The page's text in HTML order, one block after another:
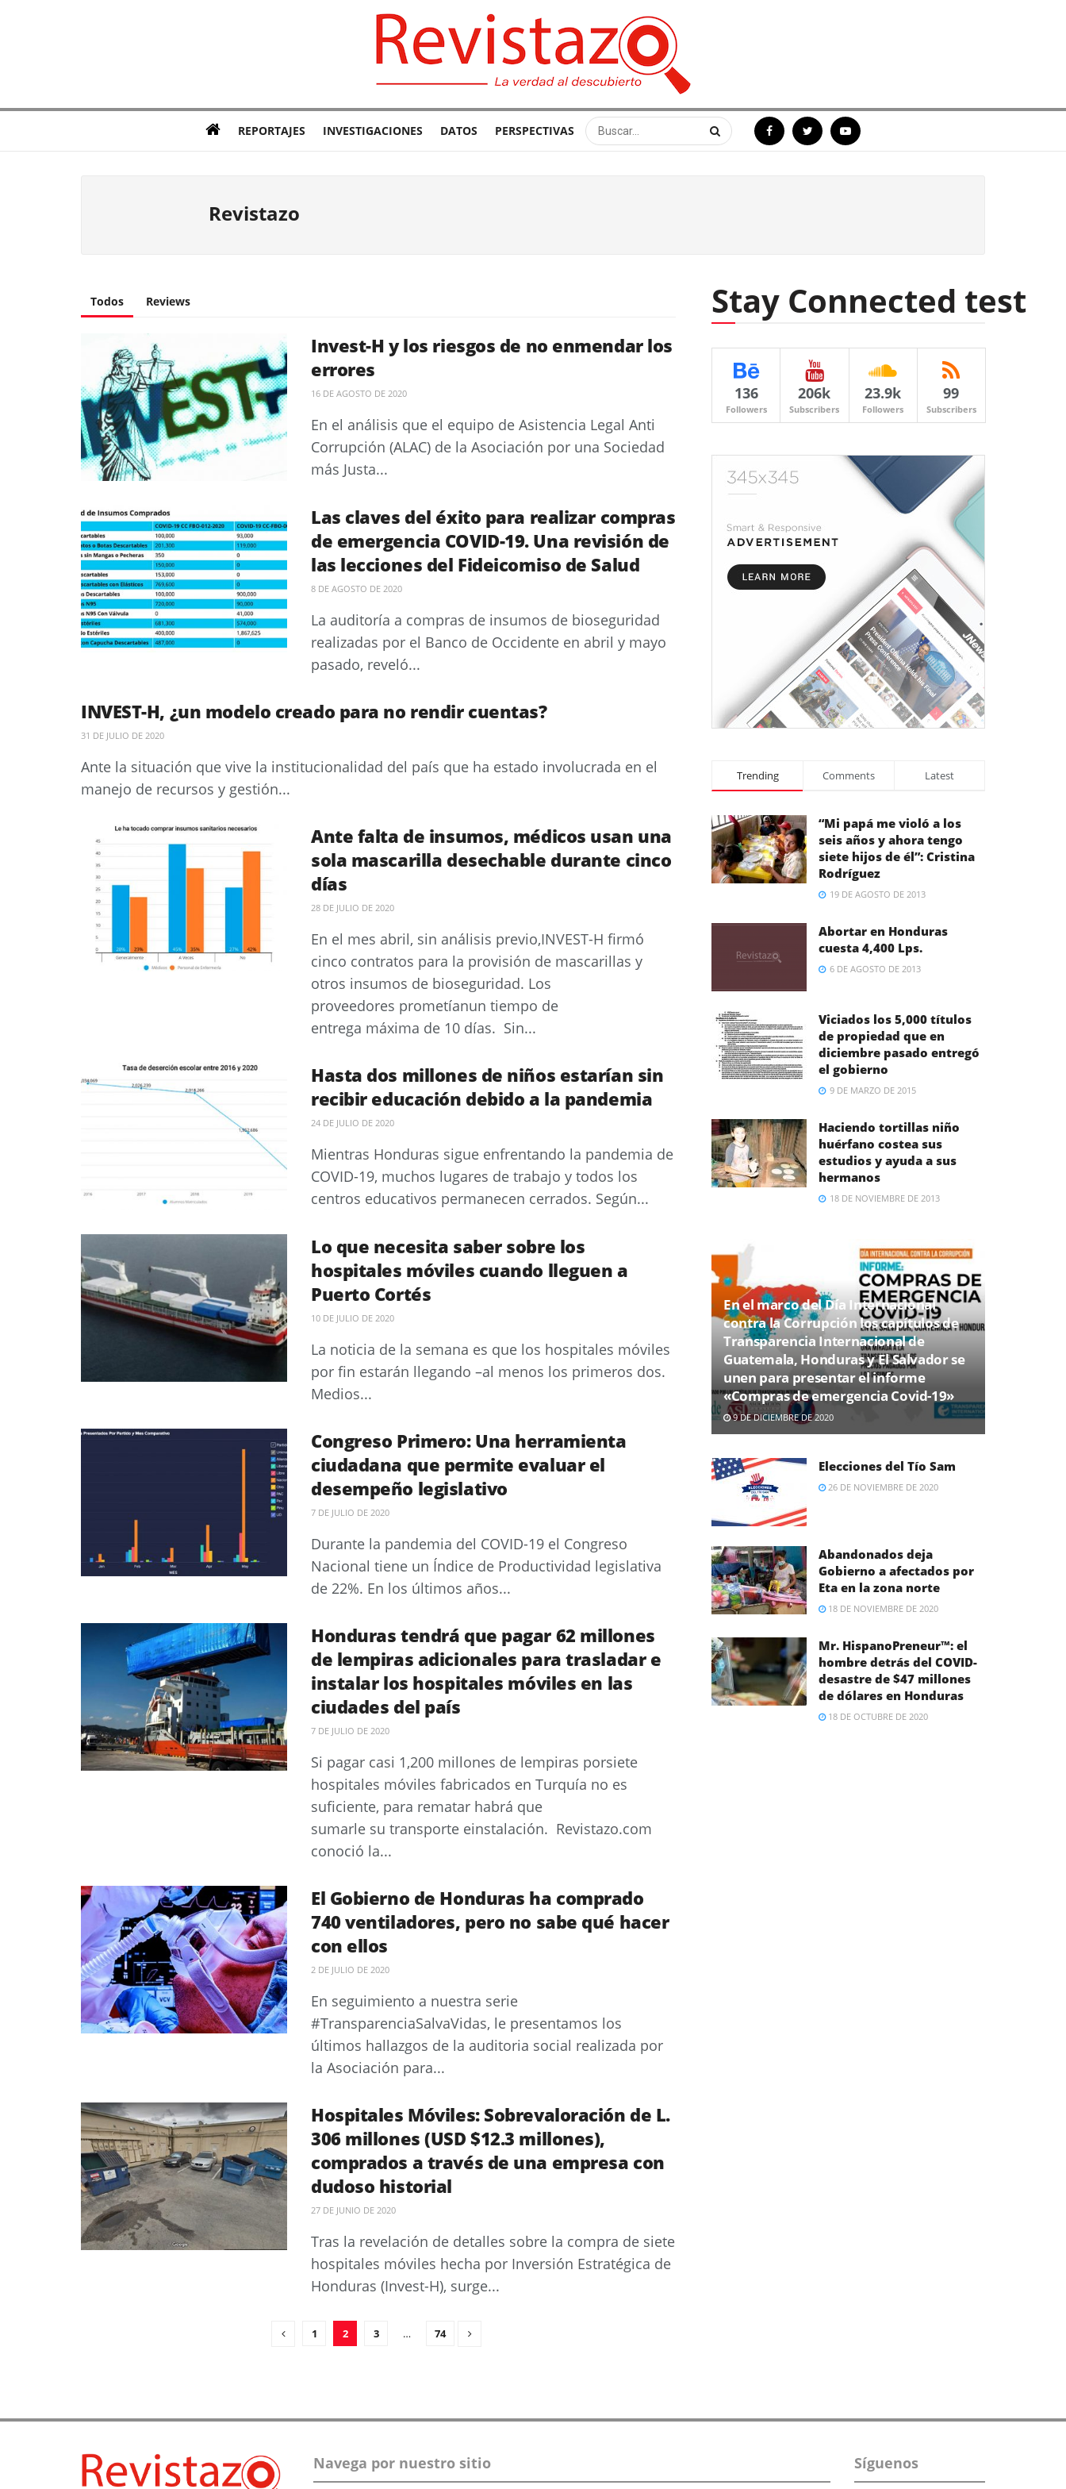
REPORTAJES INVESTIGACIONES DATOS PERSPECTIVAS
Revistazo
Todos Reviews
Invest-H y los riesgos de no enmendar los
errores
16 DE AGOSTO DE 2020
En el análisis que el equipo de Asistencia Legal Anti
Corrupción (ALAC) de la Asociación por una Sociedad
más Justa...
Las claves del éxito para realizar compras
de emergencia COVID-19. Una revisión de
las lecciones del Fideicomiso de Salud
8 DE AGOSTO DE 2020
La auditoría a compras de insumos de bioseguridad
realizadas por el Banco de Occidente en abril y mayo
pasado, reveló...
INVEST-H, ¿un modelo creado para no rendir cuentas?
31 DE JULIO DE 2020
Ante la situación que vive la institucionalidad del país que ha estado involucrada en el
manejo de recursos y gestión...
Ante falta de insumos, médicos usan una
sola mascarilla desechable durante cinco
días
28 DE JULIO DE 2020
En el mes abril, sin análisis previo,INVEST-H firmó
cinco contratos para la provisión de mascarillas y
otros insumos de bioseguridad. Los
proveedores prometíanun tiempo de
entrega máxima de 10 días. Sin...
Hasta dos millones de niños estarían sin
recibir educación debido a la pandemia
24 DE JULIO DE 2020
Mientras Honduras sigue enfrentando la pandemia de
COVID-19, muchos lugares de trabajo y todos los
centros educativos permanecen cerrados. Según...
Lo que necesita saber sobre los
hospitales móviles cuando lleguen a
Puerto Cortés
10 DE JULIO DE 2020
La noticia de la semana es que los hospitales móviles
por fin estarán llegando –al menos los primeros dos.
Medios...
Congreso Primero: Una herramienta
ciudadana que permite evaluar el
desempeño legislativo
7 DE JULIO DE 2020
Durante la pandemia del COVID-19 el Congreso
Nacional tiene un Índice de Productividad legislativa
de 22%. En los últimos años...
Honduras tendrá que pagar 62 millones
de lempiras adicionales para trasladar e
instalar los hospitales móviles en las
ciudades del país
7 DE JULIO DE 2020
Si pagar casi 1,200 millones de lempiras porsiete
hospitales móviles fabricados en Turquía no es
suficiente, para rematar habrá que
sumarle su transporte einstalación. Revistazo.com
conoció la...
El Gobierno de Honduras ha comprado
740 ventiladores, pero no sabe qué hacer
con ellos
2 DE JULIO DE 2020
En seguimiento a nuestra serie
#TransparenciaSalvaVidas, le presentamos los
últimos hallazgos de la auditoria social realizada por
la Asociación para...
Hospitales Móviles: Sobrevaloración de L.
306 millones (USD $12.3 millones),
comprados a través de una empresa con
dudoso historial
27 DE JUNIO DE 2020
Tras la revelación de detalles sobre la compra de siete
hospitales móviles hecha por Inversión Estratégica de
Honduras (Invest-H), surge...
1 2 3 … 74
Stay Connected test
136
Followers
206k
Subscribers
23.9k
Followers
99
Subscribers
Trending Comments Latest
“Mi papá me violó a los
seis años y ahora tengo
siete hijos de él”: Cristina
Rodríguez
19 DE AGOSTO DE 2013
Abortar en Honduras
cuesta 4,400 Lps.
6 DE AGOSTO DE 2013
Viciados los 5,000 títulos
de propiedad que en
diciembre pasado entregó
el gobierno
9 DE MARZO DE 2015
Haciendo tortillas niño
huérfano costea sus
estudios y ayuda a sus
hermanos
18 DE NOVIEMBRE DE 2013
En el marco del Día Internacional
contra la Corrupción los capítulos de
Transparencia Internacional de
Guatemala, Honduras y El Salvador se
unen para presentar el informe
«Compras de emergencia Covid-19»
9 DE DICIEMBRE DE 2020
Elecciones del Tío Sam
26 DE NOVIEMBRE DE 2020
Abandonados deja
Gobierno a afectados por
Eta en la zona norte
18 DE NOVIEMBRE DE 2020
Mr. HispanoPreneur™: el
hombre detrás del COVID-
desastre de $47 millones
de dólares en Honduras
18 DE OCTUBRE DE 2020
Navega por nuestro sitio Síguenos